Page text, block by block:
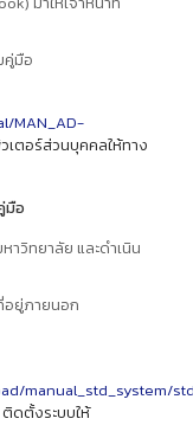
คู่มือ
MAN_AD-
เตอร์ส่วนบุคคลให้ทาง
มือ
าวิทยาลัย และดำเนิน
อยู่ภายนอก
manual_std_system/
ดตั้งระบบให้